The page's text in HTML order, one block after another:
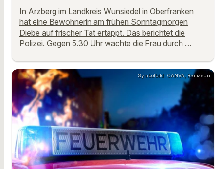
In Arzberg im Landkreis Wunsiedel in Oberfranken
hat eine Bewohnerin am frühen Sonntagmorgen
Diebe auf frischer Tat ertappt. Das berichtet die
Polizei. Gegen 5.30 Uhr wachte die Frau durch …
Symbolbild: CANVA, Ramasuri